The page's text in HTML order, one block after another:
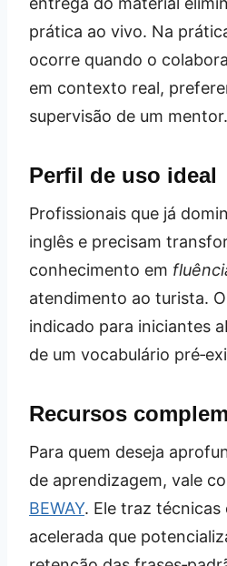
prática ao vivo. Na
ocorre quando o
em contexto real,
supervisão de um mentor.
Perfil de uso ideal
Profissionais que já
inglês e precisam
conhecimento em
atendimento ao turista.
indicado para iniciantes
de um vocabulário
Recursos
Para quem deseja
de aprendizagem, vale
BEWAY. Ele traz técnicas
acelerada que